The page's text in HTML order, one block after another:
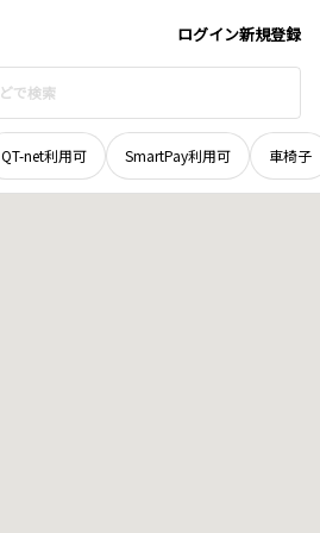
ログイン新規登録
QT-net利用可 SmartPay利用可 車椅子